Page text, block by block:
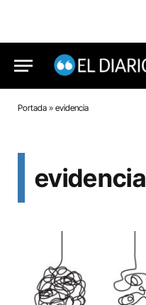
Portada » evidencia
evidencia